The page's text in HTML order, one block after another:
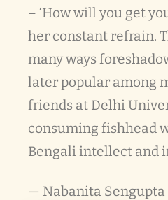
– ‘How will you get
her constant refrain.
many ways
later popular among
friends at Delhi
consuming fishhead
Bengali intellect and
— Nabanita Sengupta